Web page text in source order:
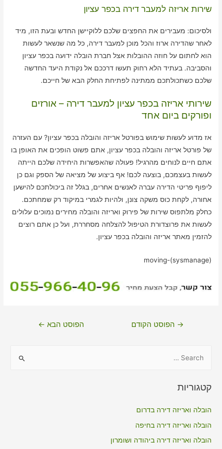
שירות אריזה למעבר דירה בכפר עציון
ולסיכום: מעבירים את החפצים שלכם ללוקיישן החדש ובעת הזו, מיד
לאחר שהדירה ארוז והכל מוכן למעבר דירה, כל מה שנשאר לעשות
הוא לחתום על חוזה ההובלות אצל חברת הובלה ידועה בכפר עציון
והסביבה. בעתיד הלא רחוק תעשו דרככם אל נקודת היעד החדשה
שלכם כשתכולתכם ממתינה לפתיחת החלק הבא של חייכם.
שירותי אריזה בכפר עציון למעבר דירה – אורזים
ופורקים ביום אחד
אז מדוע לעשות שימוש בפורטל אריזה והובלה בכפר עציון? עם העזרה
של פורטל אריזה והובלה בכפר עציון, אתם פשוט הופכים את האופן בו
אתם חיים לנוחים מהרגיל! פעולה שהאפשרות היחידה שלכם הייתה
לעשות בעצמכם, בוצעה לכם! אף ביצוע של מציאה של הספק וגם כן
ליפוף פריטי הדירה עברה לאנשים אחרים, בגלל זה ביכולתכם להישען
אחורה, לקחת כוס משקה צונן, ולהיות לגמרי במיקוד רק שמחתכם.
כחלק מלתפוס שירות של פירוק ואריזה והובלה מחירים נמוכים עלולים
לעשות את פרוצדורת הטיפול להצלחה מסחררת, ועל כן אתם רוצים
להזמין מאתר אריזה והובלה בכפר עציון.
moving-(sysmanage)
ניווט→ הפוסט הקודם הפוסט הבא ←
r
o
קטגוריות
הובלה ואריזה דירה בדרום
הובלה ואריזה דירה בחיפה
הובלה ואריזה דירה ביהודה ושומרון